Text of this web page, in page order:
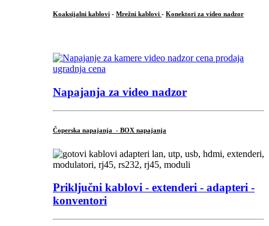
Koaksijalni kablovi - Mrežni kablovi - Konektori za video nadzor
Napajanja za video nadzor
Čoperska napajanja - BOX napajanja
Priključni kablovi - extenderi - adapteri -
konventori